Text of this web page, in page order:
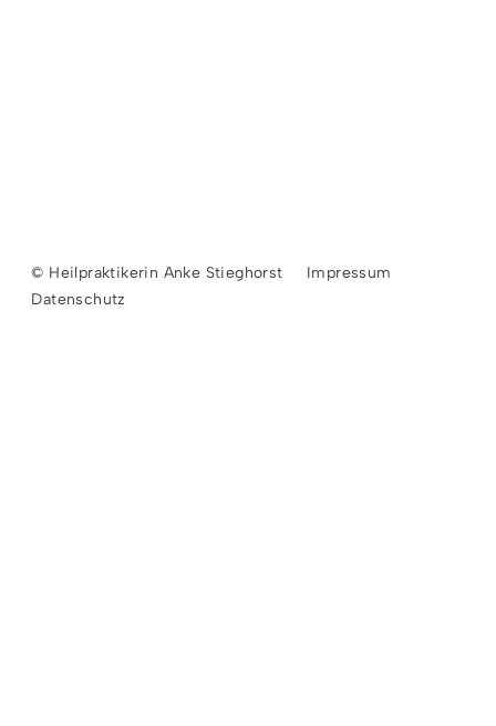
© Heilpraktikerin Anke Stieghorst
Impressum
Datenschutz